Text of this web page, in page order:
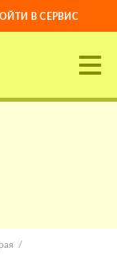
В СЕРВИС